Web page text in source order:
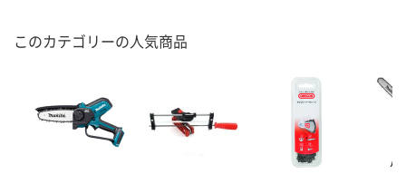
このカテゴリーの人気商品